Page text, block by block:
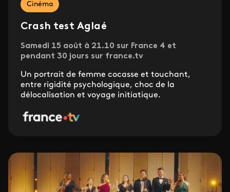
Cinéma
Crash test Aglaé
Samedi 15 août à 21.10 sur France 4 et
pendant 30 jours sur france.tv
Un portrait de femme cocasse et touchant,
entre rigidité psychologique, choc de la
délocalisation et voyage initiatique.